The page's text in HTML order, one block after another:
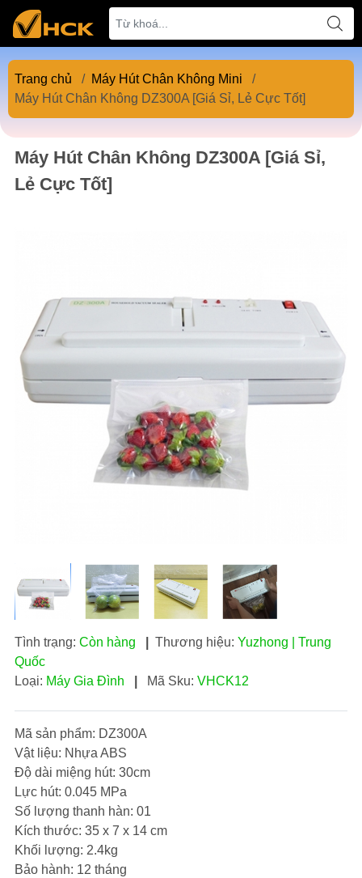
Trang chủ / Máy Hút Chân Không Mini
/
Máy Hút Chân Không DZ300A [Giá Sỉ, Lẻ Cực Tốt]
Máy Hút Chân Không DZ300A [Giá Sỉ,
Lẻ Cực Tốt]
Tình trạng: Còn hàng Thương hiệu: Yuzhong | Trung
Quốc
Loại: Máy Gia Đình Mã Sku: VHCK12
Mã sản phẩm: DZ300A
Vật liệu: Nhựa ABS
Độ dài miệng hút: 30cm
Lực hút: 0.045 MPa
Số lượng thanh hàn: 01
Kích thước: 35 x 7 x 14 cm
Khối lượng: 2.4kg
Bảo hành: 12 tháng